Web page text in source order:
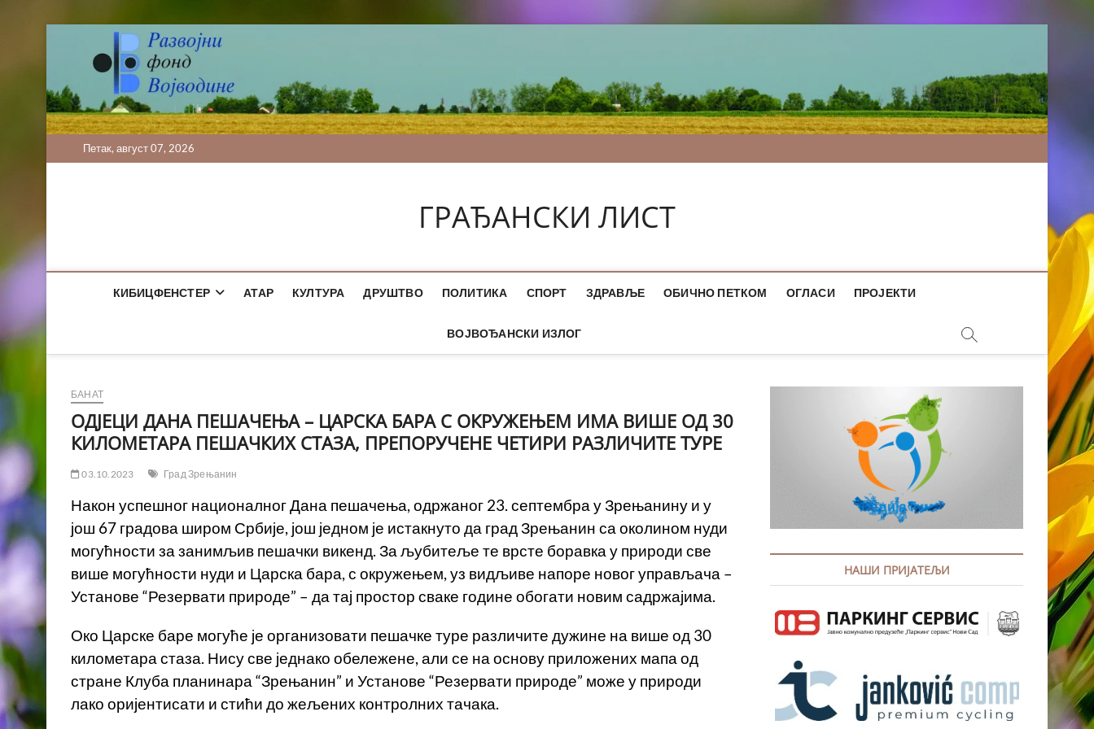
Петак, август 07, 2026
ГРАЂАНСКИ ЛИСТ
КИБИЦФЕНСТЕР АТАР КУЛТУРА ДРУШТВО ПОЛИТИКА СПОРТ ЗДРАВЉЕ ОБИЧНО ПЕТКОМ ОГЛАСИ ПРОЈЕКТИ
ВОЈВОЂАНСКИ ИЗЛОГ
БАНАТ
ОДЈЕЦИ ДАНА ПЕШАЧЕЊА – ЦАРСКА БАРА С ОКРУЖЕЊЕМ ИМА ВИШЕ ОД 30
КИЛОМЕТАРА ПЕШАЧКИХ СТАЗА, ПРЕПОРУЧЕНЕ ЧЕТИРИ РАЗЛИЧИТЕ ТУРЕ
03.10.2023 Град Зрењанин
Након успешног националног Дана пешачења, одржаног 23. септембра у Зрењанину и у
још 67 градова широм Србије, још једном је истакнуто да град Зрењанин са околином нуди
могућности за занимљив пешачки викенд. За љубитеље те врсте боравка у природи све
више могућности нуди и Царска бара, с окружењем, уз видљиве напоре новог управљача –
Установе “Резервати природе” – да тај простор сваке године обогати новим садржајима.
Око Царске баре могуће је организовати пешачке туре различите дужине на више од 30
километара стаза. Нису све једнако обележене, али се на основу приложених мапа од
стране Клуба планинара “Зрењанин” и Установе “Резервати природе” може у природи
лако оријентисати и стићи до жељених контролних тачака.
НАШИ ПРИЈАТЕЉИ